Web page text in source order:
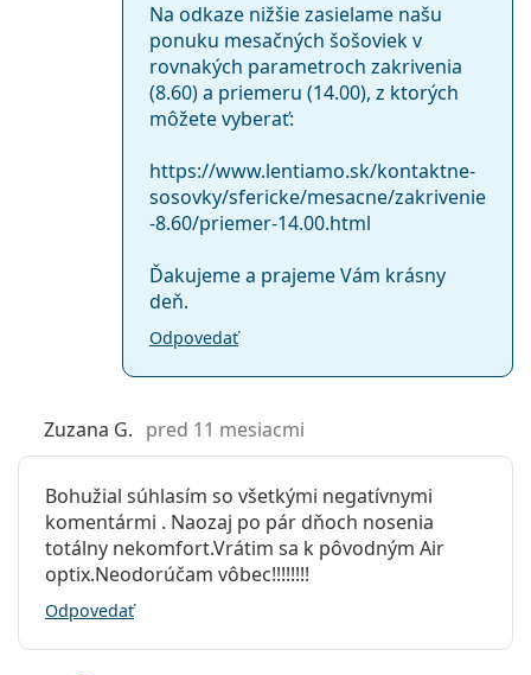
Na odkaze nižšie zasielame našu
ponuku mesačných šošoviek v
rovnakých parametroch zakrivenia
(8.60) a priemeru (14.00), z ktorých
môžete vyberať:
https://www.lentiamo.sk/kontaktne-
sosovky/sfericke/mesacne/zakrivenie
-8.60/priemer-14.00.html
Ďakujeme a prajeme Vám krásny
deň.
Odpovedať
Zuzana G. pred 11 mesiacmi
Bohužial súhlasím so všetkými negatívnymi
komentármi . Naozaj po pár dňoch nosenia
totálny nekomfort.Vrátim sa k pôvodným Air
optix.Neodorúčam vôbec!!!!!!!!
Odpovedať